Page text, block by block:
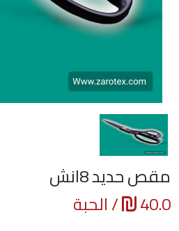
مقص حديد 8انش
40.0
/ الحبة